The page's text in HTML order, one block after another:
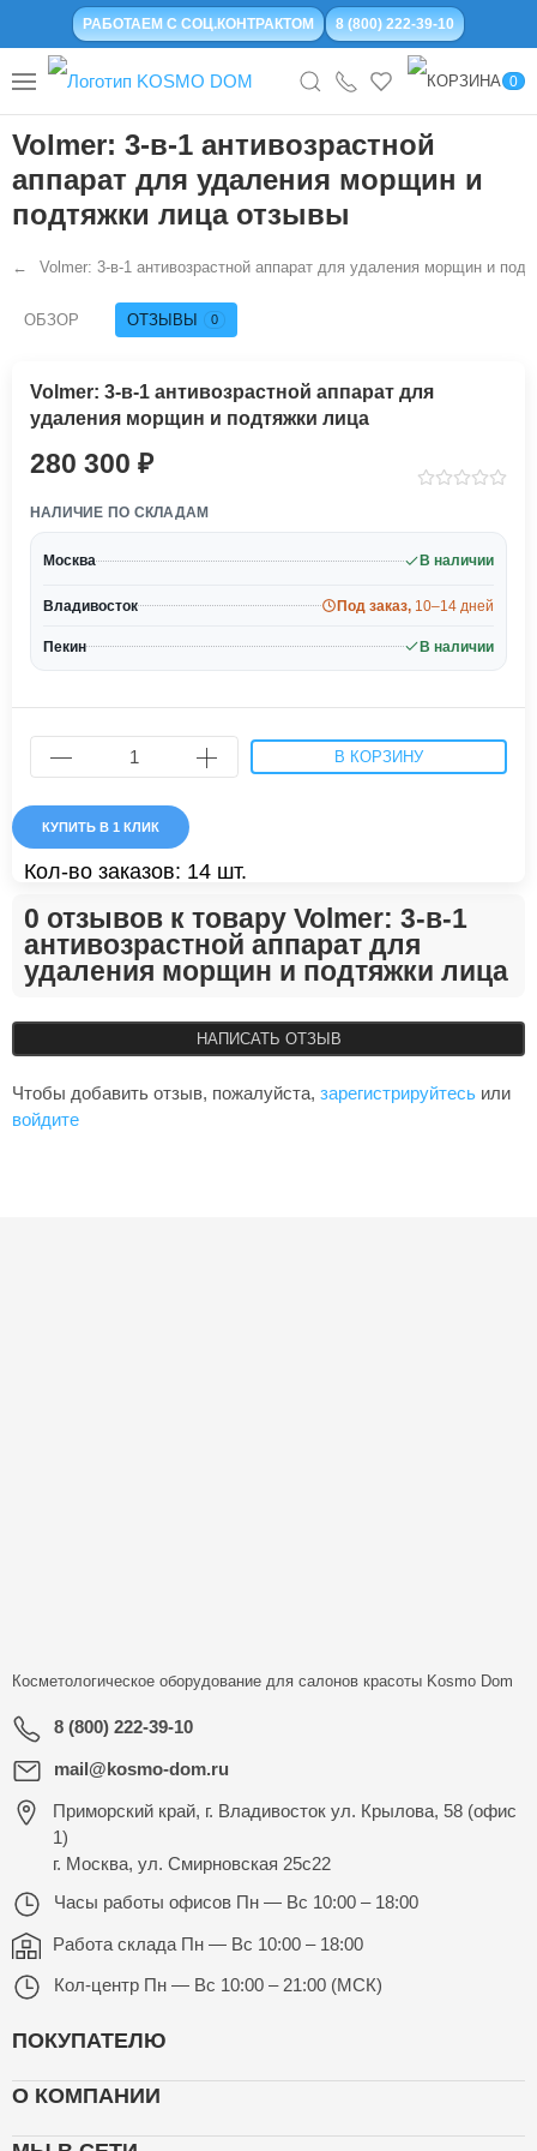
РАБОТАЕМ С СОЦ.КОНТРАКТОМ 8 (800) 222-39-10
0
Volmer: 3-в-1 антивозрастной
аппарат для удаления морщин и
подтяжки лица отзывы
Volmer: 3-в-1 антивозрастной аппарат для удаления морщин и
ОБЗОР ОТЗЫВЫ 0
Volmer: 3-в-1 антивозрастной аппарат для
удаления морщин и подтяжки лица
280 300
НАЛИЧИЕ ПО СКЛАДАМ
Москва В наличии
Владивосток Под заказ, 10–14 дней
Пекин В наличии
В КОРЗИНУ
КУПИТЬ В 1 КЛИК
Кол-во заказов: 14 шт.
0 отзывов к товару Volmer: 3-в-1
антивозрастной аппарат для
удаления морщин и подтяжки лица
НАПИСАТЬ ОТЗЫВ
Чтобы добавить отзыв, пожалуйста, зарегистрируйтесь или
войдите
Косметологическое оборудование для салонов красоты Kosmo Dom
8 (800) 222-39-10
mail@kosmo-dom.ru
Приморский край, г. Владивосток ул. Крылова, 58 (офис
1)
г. Москва, ул. Смирновская 25с22
Часы работы офисов Пн — Вс 10:00 – 18:00
Работа склада Пн — Вс 10:00 – 18:00
Кол-центр Пн — Вс 10:00 – 21:00 (МСК)
ПОКУПАТЕЛЮ
О КОМПАНИИ